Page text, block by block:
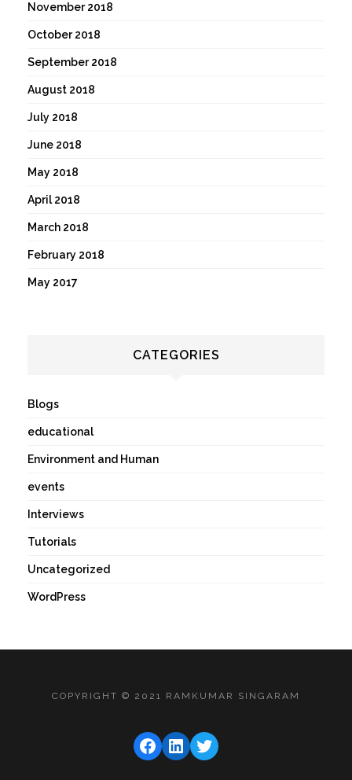
November 2018
October 2018
September 2018
August 2018
July 2018
June 2018
May 2018
April 2018
March 2018
February 2018
May 2017
CATEGORIES
Blogs
educational
Environment and Human
events
Interviews
Tutorials
Uncategorized
WordPress
COPYRIGHT © 2021 RAMKUMAR SINGARAM
FACEBOOK
LINKEDIN
TWITTER